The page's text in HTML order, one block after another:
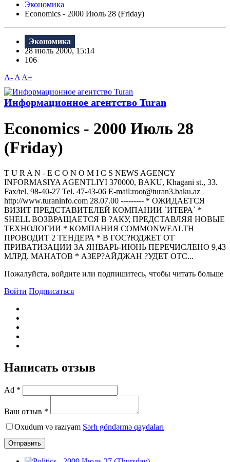
Экономика
Economics - 2000 Июль 28 (Friday)
Экономика
28 июль 2000, 15:14
106
A- A A+
Информационное агентство Turan
Economics - 2000 Июль 28
(Friday)
T U R A N - E C O N O M I C S NEWS AGENCY
INFORMASIYA AGENTLIYI 370000, BAKU, Khagani st., 33.
Fax/tel. 98-40-27 Tel. 47-43-06 E-mail:root@turan3.baku.az
httр://www.turaninfo.com 28.07.00 --------- * ОЖИДАЕТСЯ
ВИЗИТ ПРЕДСТАВИТЕЛЕЙ КОМПАНИИ `ИТЕРА` *
SНELL ВОЗВРАЩАЕТСЯ В ?АКУ, ПРЕДСТАВЛЯЯ НОВЫЕ
ТЕХНОЛОГИИ * КОМПАНИЯ COMMONWEALTН
ПРОВОДИТ 2 ТЕНДЕРА * В ГОС?ЮДЖЕТ ОТ
ПРИВАТИЗАЦИИ ЗА ЯНВАРЬ-ИЮНЬ ПЕРЕЧИСЛЕНО 9,43
МЛРД. МАНАТОВ * АЗЕР?АЙДЖАН ?УДЕТ ОТС...
Пожалуйста, войдите или подпишитесь, чтобы читать больше
Войти Подписаться
Написать отзыв
Ad *
Ваш отзыв *
Oxudum və razıyam Şərh göndərmə qaydaları
Отправить